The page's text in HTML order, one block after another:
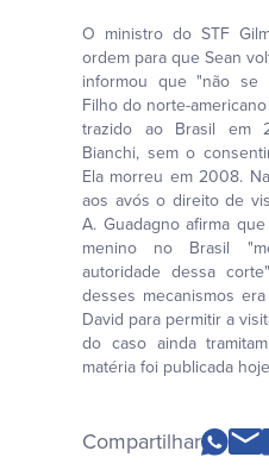
O ministro do STF
ordem para que Sean
informou que "não se
Filho do norte-
trazido ao Brasil em
Bianchi, sem o
Ela morreu em 2008.
aos avós o direito de
A. Guadagno afirma
menino no Brasil
autoridade dessa
desses mecanismos
David para permitir a
do caso ainda
matéria foi publicada
Compartilhar